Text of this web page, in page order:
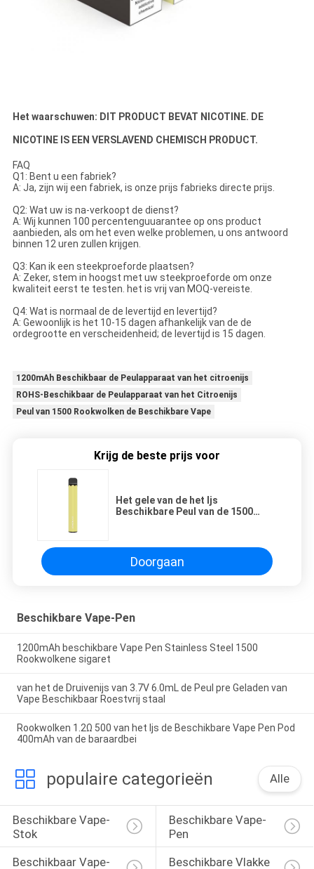
Het waarschuwen: DIT PRODUCT BEVAT NICOTINE. DE
NICOTINE IS EEN VERSLAVEND CHEMISCH PRODUCT.
FAQ
Q1: Bent u een fabriek?
A: Ja, zijn wij een fabriek, is onze prijs fabrieks directe prijs.
Q2: Wat uw is na-verkoopt de dienst?
A: Wij kunnen 100 percentenguuarantee op ons product
aanbieden, als om het even welke problemen, u ons antwoord
binnen 12 uren zullen krijgen.
Q3: Kan ik een steekproeforde plaatsen?
A: Zeker, stem in hoogst met uw steekproeforde om onze
kwaliteit eerst te testen. het is vrij van MOQ-vereiste.
Q4: Wat is normaal de de levertijd en levertijd?
A: Gewoonlijk is het 10-15 dagen afhankelijk van de de
ordegrootte en verscheidenheid; de levertijd is 15 dagen.
1200mAh Beschikbaar de Peulapparaat van het citroenijs
ROHS-Beschikbaar de Peulapparaat van het Citroenijs
Peul van 1500 Rookwolken de Beschikbare Vape
Krijg de beste prijs voor
Het gele van de het Ijs
Beschikbare Peul van de 1500
Doorgaan
Beschikbare Vape-Pen
1200mAh beschikbare Vape Pen Stainless Steel 1500
Rookwolkene sigaret
van het de Druivenijs van 3.7V 6.0mL de Peul pre Geladen van
Vape Beschikbaar Roestvrij staal
Rookwolken 1.2Ω 500 van het Ijs de Beschikbare Vape Pen Pod
400mAh van de baraardbei
populaire categorieën Alle
Beschikbare Vape-
Stok
Beschikbare Vape-
Pen
Beschikbaar Vape-
Beschikbare Vlakke